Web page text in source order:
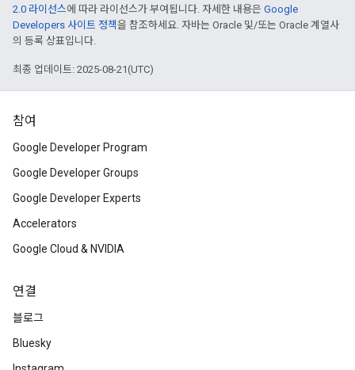
2.0 라이선스에 따라 라이선스가 부여됩니다. 자세한 내용은 Google
Developers 사이트 정책을 참조하세요. 자바는 Oracle 및/또는 Oracle 계열사
의 등록 상표입니다.
최종 업데이트: 2025-08-21(UTC)
참여
Google Developer Program
Google Developer Groups
Google Developer Experts
Accelerators
Google Cloud & NVIDIA
연결
블로그
Bluesky